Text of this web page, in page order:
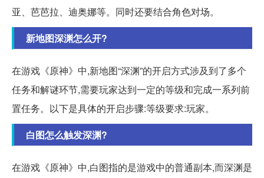
亚、芭芭拉、迪奥娜等。同时还要结合角色对场。
新地图深渊怎么开?
在游戏《原神》中,新地图“深渊”的开启方式涉及到了多个
任务和解谜环节,需要玩家达到一定的等级和完成一系列前
置任务。以下是具体的开启步骤:等级要求:玩家。
白图怎么触发深渊?
在游戏《原神》中,白图指的是游戏中的普通副本,而深渊是